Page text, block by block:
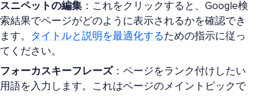
スニペットの編集 ：これをクリックすると、Google検
索結果でページがどのように表示されるかを確認でき
ます。
タイトルと説明を最適化するための指示に従っ
てください。
フォーカスキーフレーズ ：ページをランク付けしたい
用語を入力します。これはページのメイントピックで